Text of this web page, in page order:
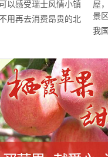
不用再去消费昂贵的北
我
国